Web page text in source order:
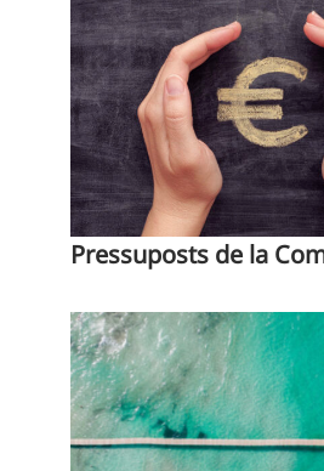
Pressuposts de la